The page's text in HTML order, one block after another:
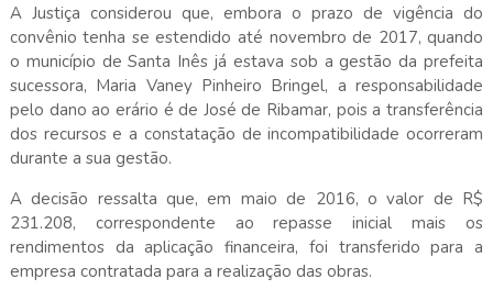
A Justiça considerou que, embora o prazo de vigência do
convênio tenha se estendido até novembro de 2017, quando
o município de Santa Inês já estava sob a gestão da prefeita
sucessora, Maria Vaney Pinheiro Bringel, a responsabilidade
pelo dano ao erário é de José de Ribamar, pois a transferência
dos recursos e a constatação de incompatibilidade ocorreram
durante a sua gestão.
A decisão ressalta que, em maio de 2016, o valor de R$
231.208, correspondente ao repasse inicial mais os
rendimentos da aplicação financeira, foi transferido para a
empresa contratada para a realização das obras.